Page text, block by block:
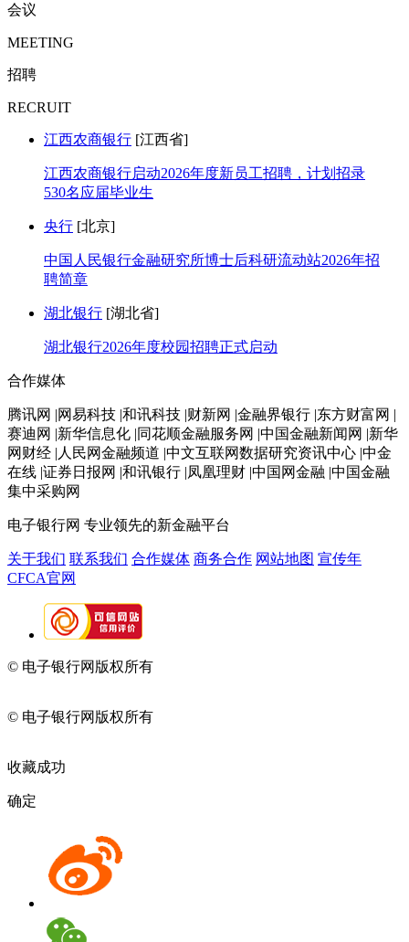
会议
MEETING
招聘
RECRUIT
江西农商银行 [江西省]
江西农商银行启动2026年度新员工招聘，计划招录
530名应届毕业生
央行 [北京]
中国人民银行金融研究所博士后科研流动站2026年招
聘简章
湖北银行 [湖北省]
湖北银行2026年度校园招聘正式启动
合作媒体
腾讯网 |网易科技 |和讯科技 |财新网 |金融界银行 |东方财富网 |
赛迪网 |新华信息化 |同花顺金融服务网 |中国金融新闻网 |新华
网财经 |人民网金融频道 |中文互联网数据研究资讯中心 |中金
在线 |证券日报网 |和讯银行 |凤凰理财 |中国网金融 |中国金融
集中采购网
电子银行网 专业领先的新金融平台
关于我们 联系我们 合作媒体 商务合作 网站地图 宣传年
CFCA官网
© 电子银行网版权所有
© 电子银行网版权所有
收藏成功
确定